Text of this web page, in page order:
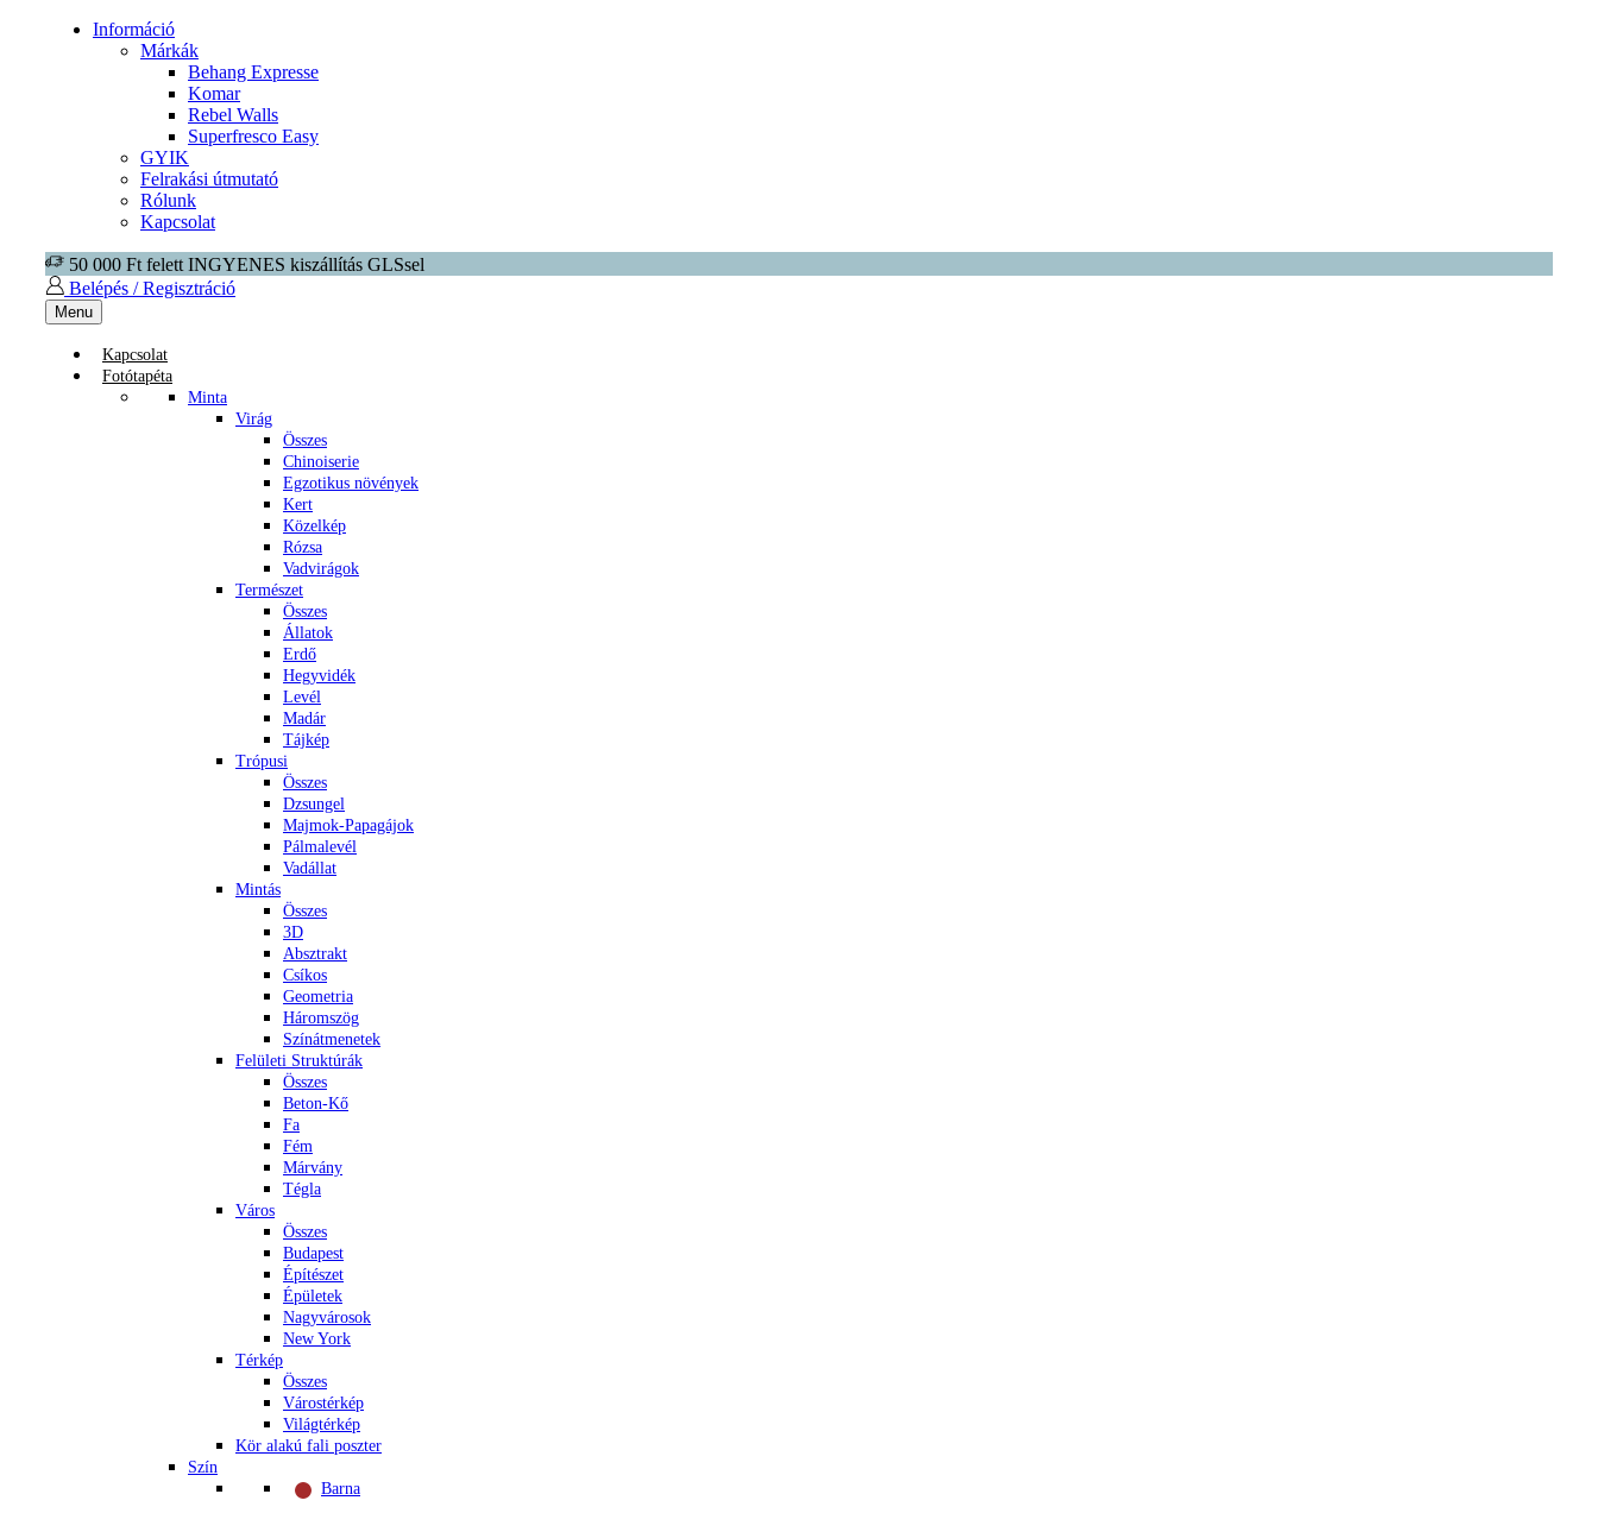
Információ
Márkák
Behang Expresse
Komar
Rebel Walls
Superfresco Easy
GYIK
Felrakási útmutató
Rólunk
Kapcsolat
50 000 Ft felett INGYENES kiszállítás GLSsel
Belépés / Regisztráció
Menu
Kapcsolat
Fotótapéta
Minta
Virág
Összes
Chinoiserie
Egzotikus növények
Kert
Közelkép
Rózsa
Vadvirágok
Természet
Összes
Állatok
Erdő
Hegyvidék
Levél
Madár
Tájkép
Trópusi
Összes
Dzsungel
Majmok-Papagájok
Pálmalevél
Vadállat
Mintás
Összes
3D
Absztrakt
Csíkos
Geometria
Háromszög
Színátmenetek
Felületi Struktúrák
Összes
Beton-Kő
Fa
Fém
Márvány
Tégla
Város
Összes
Budapest
Építészet
Épületek
Nagyvárosok
New York
Térkép
Összes
Várostérkép
Világtérkép
Kör alakú fali poszter
Szín
Barna